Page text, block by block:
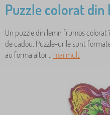
Puzzle colorat din
Un puzzle din lemn frumos
de cadou. Puzzle-urile sunt
au forma altor .. mai mult